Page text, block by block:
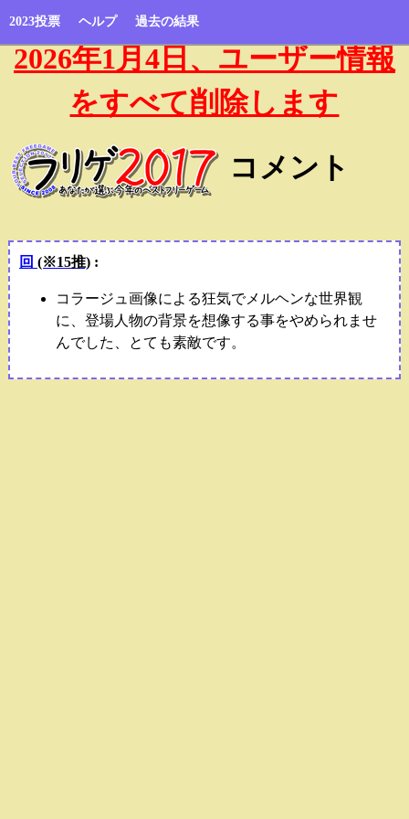
2023投票 ヘルプ 過去の結果
2026年1月4日、ユーザー情報
をすべて削除します
コメント
回 (※15推):
コラージュ画像による狂気でメルヘンな世界観
に、登場人物の背景を想像する事をやめられませ
んでした、とても素敵です。